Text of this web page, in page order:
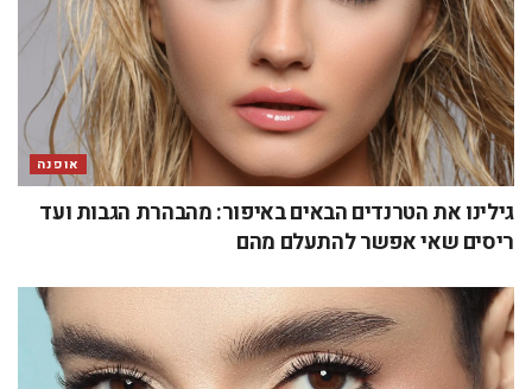
אופנה
גילינו את הטרנדים הבאים באיפור: מהבהרת הגבות ועד
ריסים שאי אפשר להתעלם מהם